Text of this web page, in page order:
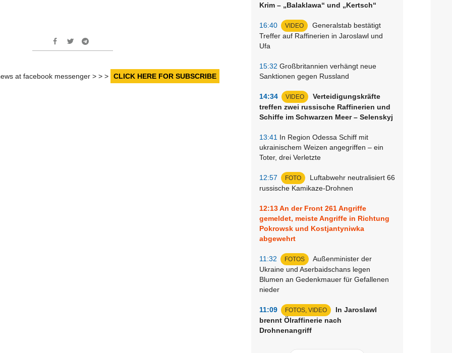
Krim – „Balaklawa“ und „Kertsch“
16:40 VIDEO
Generalstab bestätigt
Treffer auf Raffinerien in Jaroslawl und
Ufa
15:32 Großbritannien verhängt neue
Sanktionen gegen Russland
14:34 VIDEO
Verteidigungskräfte
treffen zwei russische Raffinerien und
Schiffe im Schwarzen Meer – Selenskyj
13:41 In Region Odessa Schiff mit
ukrainischem Weizen angegriffen – ein
Toter, drei Verletzte
12:57 FOTO
Luftabwehr neutralisiert 66
russische Kamikaze-Drohnen
12:13An der Front 261 Angriffe
gemeldet, meiste Angriffe in Richtung
Pokrowsk und Kostjantyniwka
abgewehrt
11:32 FOTOS
Außenminister der
Ukraine und Aserbaidschans legen
Blumen an Gedenkmauer für Gefallenen
nieder
11:09 FOTOS, VIDEO
In Jaroslawl
brennt Ölraffinerie nach
Drohnenangriff
at facebook messenger > > > CLICK HERE FOR SUBSCRIBE